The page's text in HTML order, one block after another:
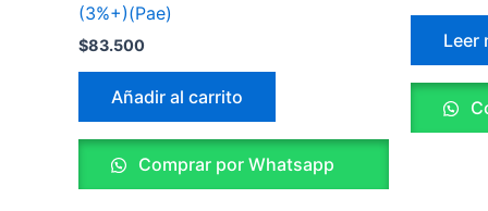
(3%+)(Pae)
$83.500
Añadir al carrito
Comprar por Whatsapp
Leer